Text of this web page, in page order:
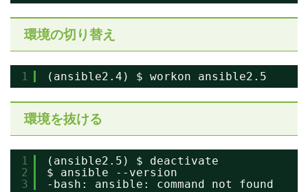
環境の切り替え
1 (ansible2.4) $ workon ansible2.5
環境を抜ける
1
2
3
(ansible2.5) $ deactivate
$ ansible --version
-bash: ansible: command not found